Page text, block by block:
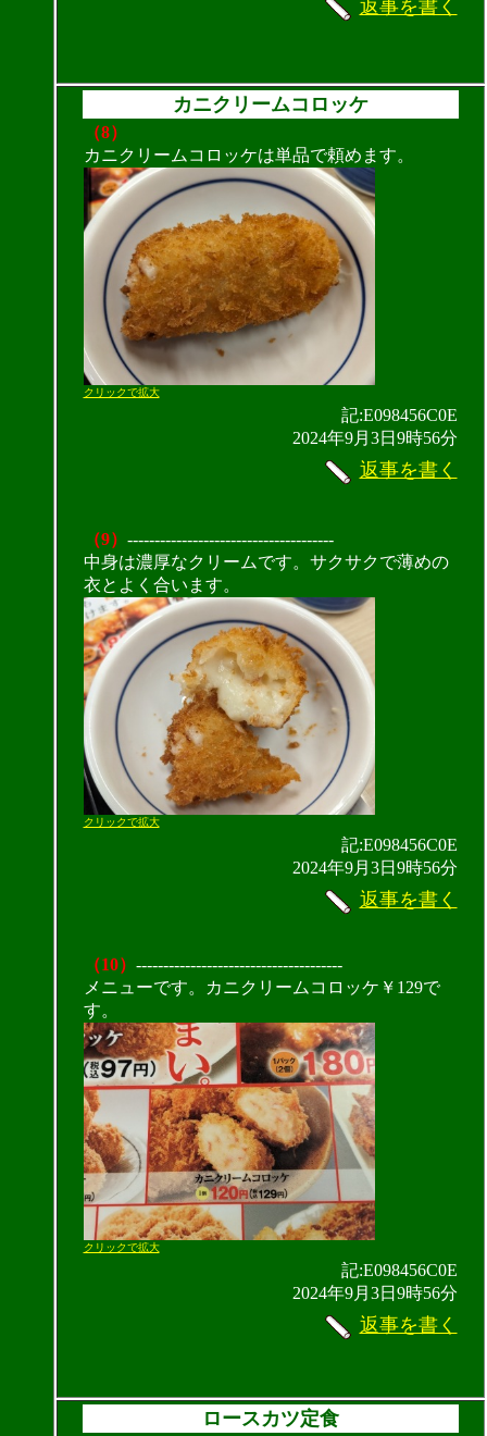
返事を書く
カニクリームコロッケ
（8）
カニクリームコロッケは単品で頼めます。
クリックで拡大
記:E098456C0E
2024年9月3日9時56分
返事を書く
（9） --------------------------------------
中身は濃厚なクリームです。サクサクで薄めの
衣とよく合います。
クリックで拡大
記:E098456C0E
2024年9月3日9時56分
返事を書く
（10） --------------------------------------
メニューです。カニクリームコロッケ￥129で
す。
クリックで拡大
記:E098456C0E
2024年9月3日9時56分
返事を書く
ロースカツ定食